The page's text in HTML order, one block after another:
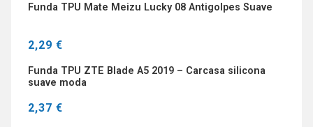
Funda TPU Mate Meizu Lucky 08 Antigolpes Suave
2,29 €
Funda TPU ZTE Blade A5 2019 – Carcasa silicona
suave moda
2,37 €